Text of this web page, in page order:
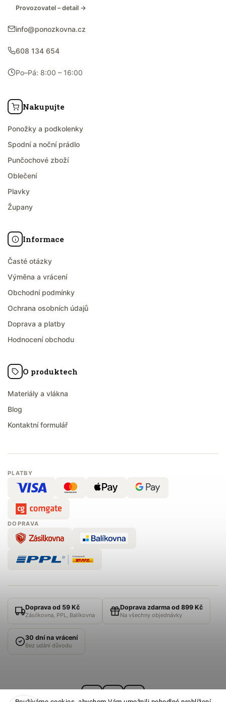
Provozovatel – detail →
info@ponozkovna.cz
608 134 654
Po–Pá: 8:00 – 16:00
Nakupujte
Ponožky a podkolenky
Spodní a noční prádlo
Punčochové zboží
Oblečení
Plavky
Župany
Informace
Časté otázky
Výměna a vrácení
Obchodní podmínky
Ochrana osobních údajů
Doprava a platby
Hodnocení obchodu
O produktech
Materiály a vlákna
Blog
Kontaktní formulář
PLATBY
DOPRAVA
Doprava od 59 Kč
Zásilkovna, PPL, Balíkovna
Doprava zdarma od 899 Kč
Na všechny objednávky
30 dní na vrácení
Bez udání důvodu